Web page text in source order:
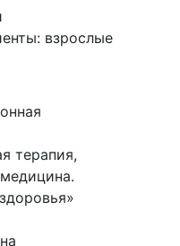
взрослые
терапия,